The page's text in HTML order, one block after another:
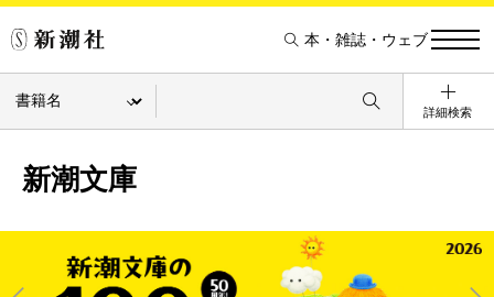
本・雑誌・ウェブ
詳細検索
新潮文庫